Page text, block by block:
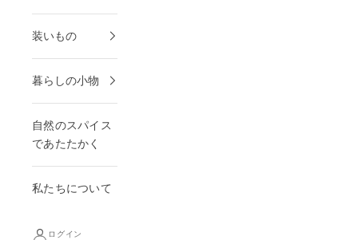
装いもの
暮らしの小物
自然のスパイス
であたたかく
私たちについて
ログイン